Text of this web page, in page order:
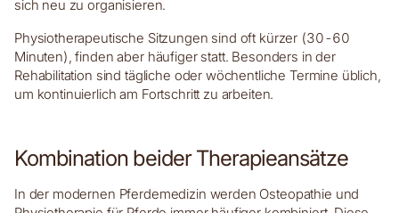
sich neu zu organisieren.
Physiotherapeutische Sitzungen sind oft kürzer (30-60
Minuten), finden aber häufiger statt. Besonders in der
Rehabilitation sind tägliche oder wöchentliche Termine üblich,
um kontinuierlich am Fortschritt zu arbeiten.
Kombination beider Therapieansätze
In der modernen Pferdemedizin werden Osteopathie und